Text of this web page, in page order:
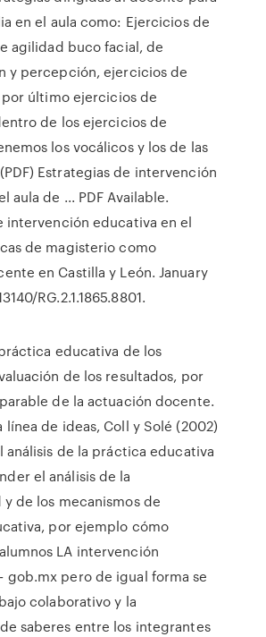
en el aula como: Ejercicios de
agilidad buco facial, de
y percepción, ejercicios de
último ejercicios de
de los ejercicios de
los vocálicos y los de las
Estrategias de intervención
aula de ... PDF Available.
intervención educativa en el
de magisterio como
en Castilla y León. January
RG.2.1.1865.8801.
educativa de los
de los resultados, por
de la actuación docente.
línea de ideas, Coll y Solé (2002)
análisis de la práctica educativa
el análisis de la
de los mecanismos de
por ejemplo cómo
LA intervención
gob.mx pero de igual forma se
colaborativo y la
saberes entre los integrantes